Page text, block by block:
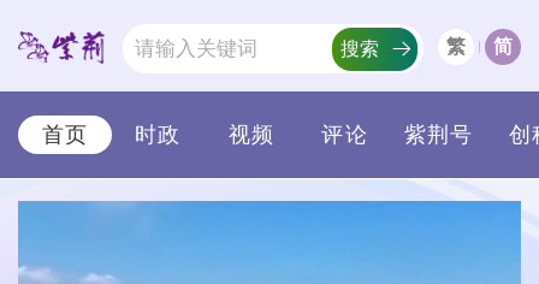
繁 简
首页 时政 视频 评论 紫荆号 创
搜索